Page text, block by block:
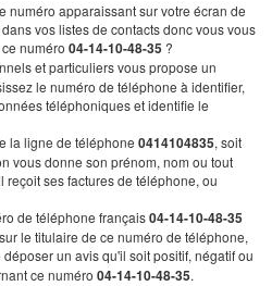
numéro apparaissant sur votre écran de
vos listes de contacts donc vous vous
numéro 04-14-10-48-35 ?
et particuliers vous propose un
le numéro de téléphone à identifier,
téléphoniques et identifie le
la ligne de téléphone 0414104835, soit
vous donne son prénom, nom ou tout
ses factures de téléphone, ou
de téléphone français04-14-10-48-35
le titulaire de ce numéro de téléphone,
déposer un avis qu'il soit positif, négatif ou
ce numéro 04-14-10-48-35.